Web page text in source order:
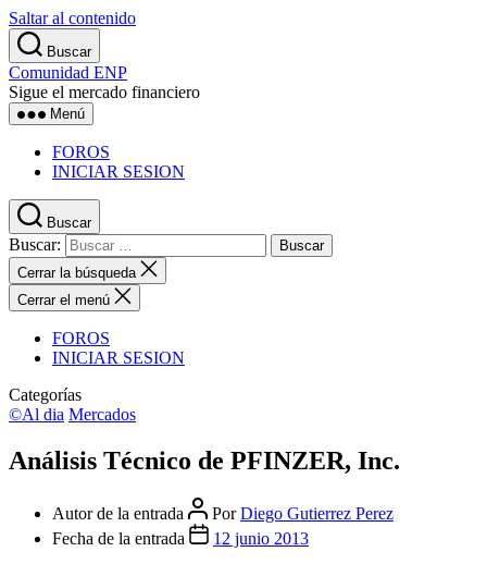
Saltar al contenido
Buscar
Comunidad ENP
Sigue el mercado financiero
Menú
FOROS
INICIAR SESION
Buscar
Buscar:
Cerrar la búsqueda
Cerrar el menú
FOROS
INICIAR SESION
Categorías
©Al dia Mercados
Análisis Técnico de PFINZER, Inc.
Autor de la entrada PorDiego Gutierrez Perez
Fecha de la entrada
12 junio 2013